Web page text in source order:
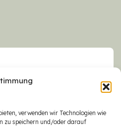
verwenden wir Technologien wie
zu speichern und/oder darauf